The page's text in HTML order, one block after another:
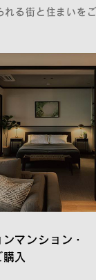
note
のトピッ
れる街と住まいを
マンション・
入